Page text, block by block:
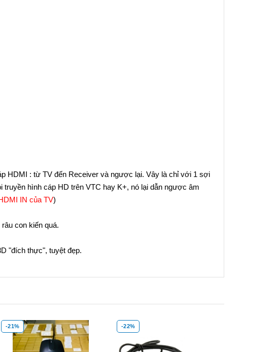
HDMI : từ TV đến Receiver và ngược lại. Vây là chỉ với 1 sợi
hình cáp HD trên VTC hay K+, nó lại dẫn ngược âm
IN của TV)
con kiến quá.
"đích thực", tuyệt đẹp.
-22%